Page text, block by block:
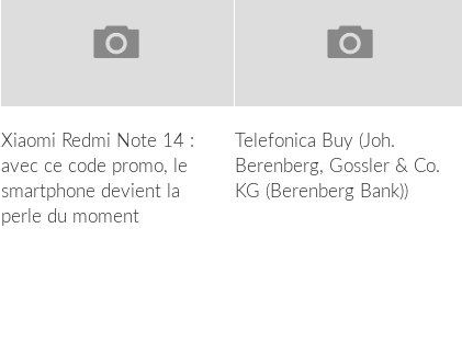
Xiaomi Redmi Note 14 :
avec ce code promo, le
smartphone devient la
perle du moment
Telefonica Buy (Joh.
Berenberg, Gossler & Co.
KG (Berenberg Bank))